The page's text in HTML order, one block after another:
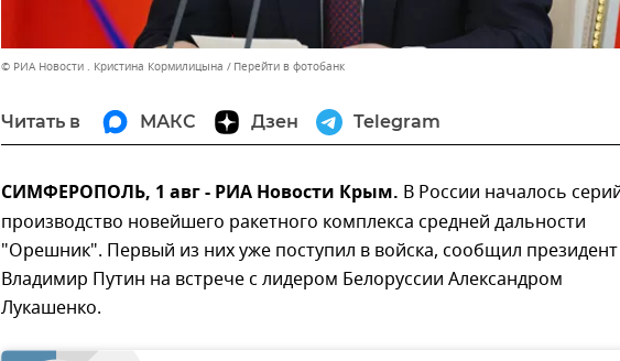
© РИА Новости . Кристина Кормилицына Перейти в фотобанк
Читать в МАКС Дзен Telegram
СИМФЕРОПОЛЬ, 1 авг - РИА Новости Крым. В России началось
производство новейшего ракетного комплекса средней дальности
"Орешник". Первый из них уже поступил в войска, сообщил
Владимир Путин на встрече с лидером Белоруссии Александром
Лукашенко.